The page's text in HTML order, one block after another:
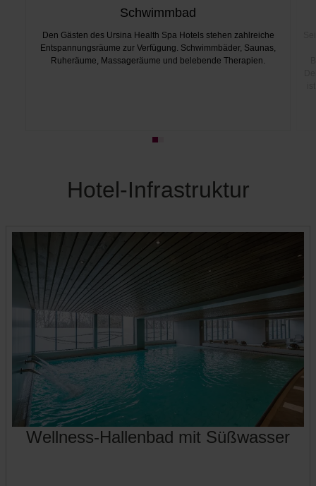
Schwimmbad
Den Gästen des Ursina Health Spa Hotels stehen zahlreiche
Entspannungsräume zur Verfügung. Schwimmbäder, Saunas,
Ruheräume, Massageräume und belebende Therapien.
Hotel-Infrastruktur
Wellness-Hallenbad mit Süßwasser